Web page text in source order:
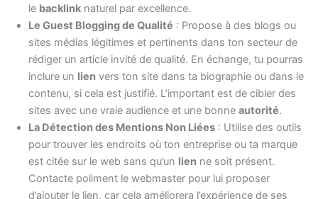
le backlink naturel par excellence.
Le Guest Blogging de Qualité : Propose à des blogs ou
sites médias légitimes et pertinents dans ton secteur de
rédiger un article invité de qualité. En échange, tu pourras
inclure un lien vers ton site dans ta biographie ou dans le
contenu, si cela est justifié. L’important est de cibler des
sites avec une vraie audience et une bonne autorité.
La Détection des Mentions Non Liées : Utilise des outils
pour trouver les endroits où ton entreprise ou ta marque
est citée sur le web sans qu’un lien ne soit présent.
Contacte poliment le webmaster pour lui proposer
d’ajouter le lien, car cela améliorera l’expérience de ses